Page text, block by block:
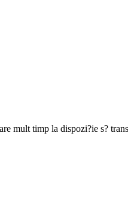
mult timp la dispozi?ie s?